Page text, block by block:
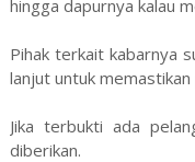
hingga dapurnya kalau
Pihak terkait kabarnya
lanjut untuk
Jika terbukti ada
diberikan.